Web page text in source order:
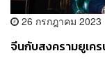
26 กรกฎาคม 2023
จีนกับสงครามยูเค